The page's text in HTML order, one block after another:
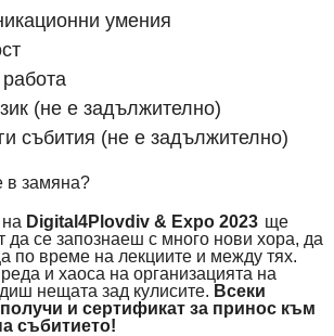
умения
(не е задължително)
събития (не е задължително)
в замяна?
Digital4Plovdiv & Expo 2023 ще
се запознаеш с много нови хора, да
по време на лекциите и между тях.
и хаоса на организацията на
нещата зад кулисите. Всеки
и сертификат за принос към
събитието!